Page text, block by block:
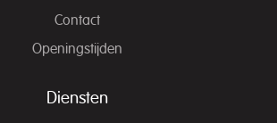
Contact
Openingstijden
Diensten